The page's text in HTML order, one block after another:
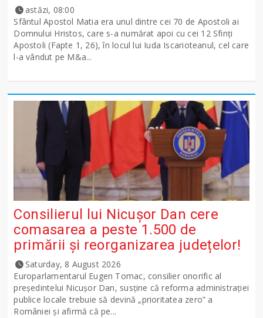
astăzi, 08:00
Sfântul Apostol Matia era unul dintre cei 70 de Apostoli ai
Domnului Hristos, care s-a numărat apoi cu cei 12 Sfinţi
Apostoli (Fapte 1, 26), în locul lui Iuda Iscarioteanul, cel care
l-a vândut pe M&a...
Consilierul lui Nicușor Dan cere
comasarea a peste 1.500 de
primării și reorganizarea județelor!
Saturday, 8 August 2026
Europarlamentarul Eugen Tomac, consilier onorific al
președintelui Nicușor Dan, susține că reforma administrației
publice locale trebuie să devină „prioritatea zero” a
României și afirmă că pe...